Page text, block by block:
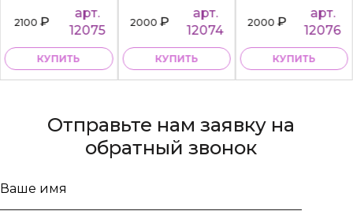
2100₽
арт.
12075
КУПИТЬ
2000₽
арт.
12074
КУПИТЬ
2000₽
арт.
12076
КУПИТЬ
Отправьте нам заявку на
обратный звонок